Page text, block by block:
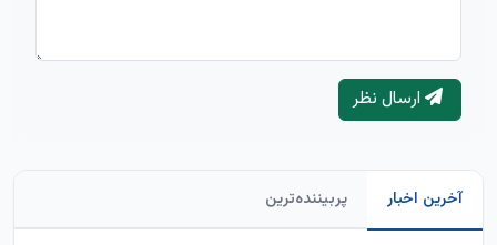
ارسال نظر
آخرین اخبار پربیننده‌ترین